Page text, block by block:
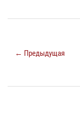
← Предыдущая